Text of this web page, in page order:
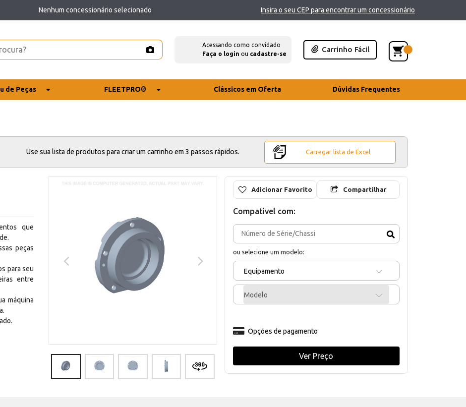
Nenhum concessionário selecionado Insira o seu CEP para encontrar um concessionário
Acessando como convidado
Faça o login ou cadastre-se
Carrinho Fácil
de Peças FLEETPRO® Clássicos em Oferta Dúvidas Frequentes
Use sua lista de produtos para criar um carrinho em 3 passos rápidos. Carregar lista de Excel
que
peças
para seu
entre
máquina
Adicionar Favorito Compartilhar
Compativel com:
ou selecione um modelo:
Equipamento
Modelo
Opções de pagamento
Ver Preço